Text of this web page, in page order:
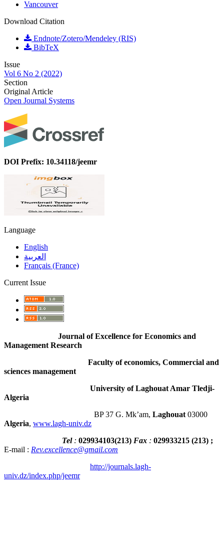
Vancouver
Download Citation
Endnote/Zotero/Mendeley (RIS)
BibTeX
Issue
Vol 6 No 2 (2022)
Section
Original Article
Open Journal Systems
DOI Prefix: 10.34118/jeemr
Language
English
العربية
Français (France)
Current Issue
Journal of Excellence for Economics and
Management Research
Faculty of economics, Commercial and
sciences management
University of Laghouat Amar Tledji-
Algeria
BP 37 G. Mk’am, Laghouat 03000
Algeria, www.lagh-univ.dz
Tel : 029934103(213) Fax : 029933215 (213) ;
E-mail : Rev.excellence@gmail.com
http://journals.lagh-
univ.dz/index.php/jeemr